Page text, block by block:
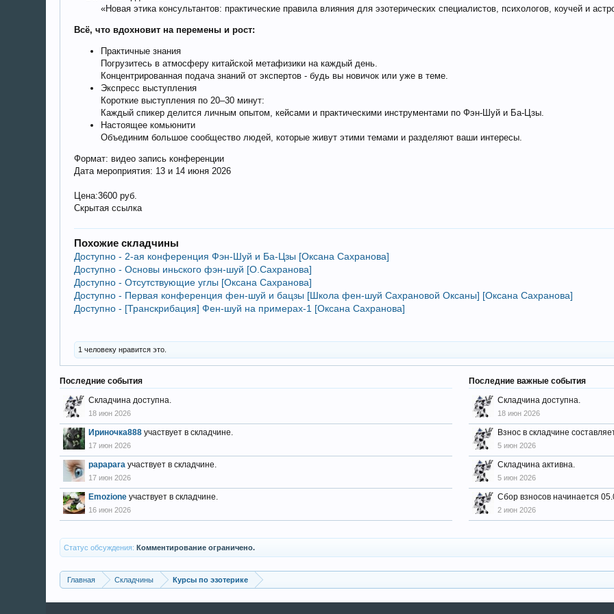
«Новая этика консультантов: практические правила влияния для эзотерических специалистов, психологов, коучей и
Всё, что вдохновит на перемены и рост:
Практичные знания
Погрузитесь в атмосферу китайской метафизики на каждый день.
Концентрированная подача знаний от экспертов - будь вы новичок или уже в теме.
Экспресс выступления
Короткие выступления по 20–30 минут:
Каждый спикер делится личным опытом, кейсами и практическими инструментами по Фэн-Шуй и Ба-Цзы.
Настоящее комьюнити
Объединим большое сообщество людей, которые живут этими темами и разделяют ваши интересы.
Формат: видео запись конференции
Дата мероприятия: 13 и 14 июня 2026
Цена:3600 руб.
Скрытая ссылка
Похожие складчины
Доступно - 2-ая конференция Фэн-Шуй и Ба-Цзы [Оксана Сахранова]
Доступно - Основы иньского фэн-шуй [О.Сахранова]
Доступно - Отсутствующие углы [Оксана Сахранова]
Доступно - Первая конференция фен-шуй и бацзы [Школа фен-шуй Сахрановой Оксаны] [Оксана Сахранова]
Доступно - [Транскрибация] Фен-шуй на примерах-1 [Оксана Сахранова]
1 человеку нравится это.
Последние события
Складчина доступна.
18 июн 2026
Ириночка888 участвует в складчине.
17 июн 2026
papapara участвует в складчине.
17 июн 2026
Emozione участвует в складчине.
16 июн 2026
Последние важные события
Складчина доступна.
18 июн 2026
Взнос в складчине
5 июн 2026
Складчина активна.
5 июн 2026
Сбор взносов начинается
2 июн 2026
Статус обсуждения: Комментирование ограничено.
Главная Складчины Курсы по эзотерике